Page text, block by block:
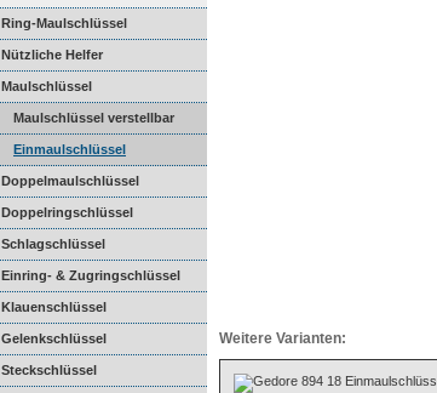
Ring-Maulschlüssel
Nützliche Helfer
Maulschlüssel
Maulschlüssel verstellbar
Einmaulschlüssel
Doppelmaulschlüssel
Doppelringschlüssel
Schlagschlüssel
Einring- & Zugringschlüssel
Klauenschlüssel
Gelenkschlüssel
Steckschlüssel
Weitere Varianten: